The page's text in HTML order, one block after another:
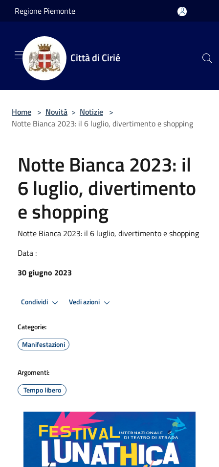
Salta al contenuto principale
Regione Piemonte
Città di Cirié
Home > Novità > Notizie >
Notte Bianca 2023: il 6 luglio, divertimento e shopping
Notte Bianca 2023: il
6 luglio, divertimento
e shopping
Notte Bianca 2023: il 6 luglio, divertimento e shopping
Data :
30 giugno 2023
Condividi Vedi azioni
Categorie:
Manifestazioni
Argomenti:
Tempo libero